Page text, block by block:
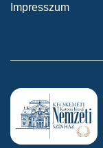
Impresszum